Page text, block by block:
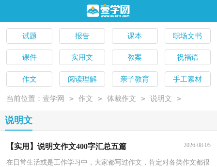
试题 报告 课本 职场文书
课件 实用文 教案 祝福语
作文 阅读理解 亲子教育 手工素材
当前位置：壹学网 > 作文 > 体裁作文 > 说明文 >
说明文
【实用】说明文作文400字汇总五篇 2026-08-05
在日常生活或是工作学习中，大家都写过作文，肯定对各类作文都很